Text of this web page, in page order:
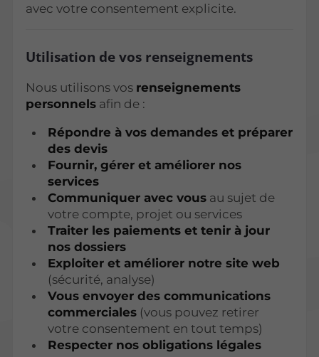
avec votre consentement explicite.
Utilisation de vos renseignements
Nous utilisons vos renseignements
personnels afin de :
Répondre à vos demandes et préparer
des devis
Fournir, gérer et améliorer nos
services
Communiquer avec vous au sujet de
votre compte, projet ou services
Traiter les paiements et tenir à jour
nos dossiers
Exploiter et améliorer notre site web
(sécurité, analyse)
Vous envoyer des communications
commerciales (vous pouvez retirer
votre consentement en tout temps)
Respecter nos obligations légales